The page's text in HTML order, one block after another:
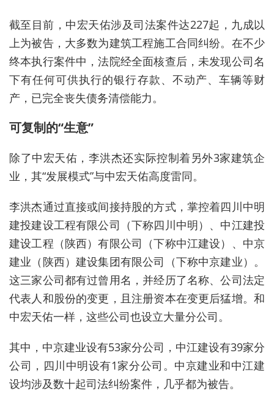
截至目前，中宏天佑涉及司法案件达227起，九成以
上为被告，大多数为建筑工程施工合同纠纷。在不少
终本执行案件中，法院经全面核查后，未发现公司名
下有任何可供执行的银行存款、不动产、车辆等财
产，已完全丧失债务清偿能力。
可复制的“生意”
除了中宏天佑，李洪杰还实际控制着另外3家建筑企
业，其“发展模式”与中宏天佑高度雷同。
李洪杰通过直接或间接持股的方式，掌控着四川中明
建投建设工程有限公司（下称四川中明）、中江建投
建设工程（陕西）有限公司（下称中江建设）、中京
建业（陕西）建设集团有限公司（下称中京建业）。
这三家公司都有过曾用名，并经历了名称、公司法定
代表人和股份的变更，且注册资本在变更后猛增。和
中宏天佑一样，这些公司也设立大量分公司。
其中，中京建业设有53家分公司，中江建设有39家分
公司，四川中明设有1家分公司。中京建业和中江建
设均涉及数十起司法纠纷案件，几乎都为被告。